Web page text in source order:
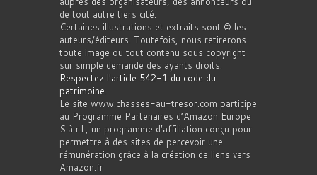
de tout autre tiers cité.
Certaines illustrations et extraits sont © les
auteurs/éditeurs. Toutefois, nous retirerons
toute image ou tout contenu sous copyright
sur simple demande des ayants droits.
Respectez l'article 542-1 du code du
patrimoine.
Le site www.chasses-au-tresor.com participe
au Programme Partenaires d’Amazon Europe
S.à r.l., un programme d’affiliation conçu pour
permettre à des sites de percevoir une
rémunération grâce à la création de liens vers
Amazon.fr